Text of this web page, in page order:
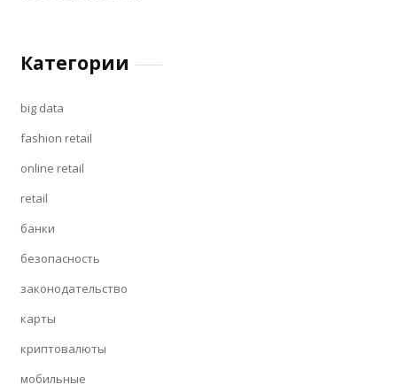
Категории
big data
fashion retail
online retail
retail
банки
безопасность
законодательство
карты
криптовалюты
мобильные